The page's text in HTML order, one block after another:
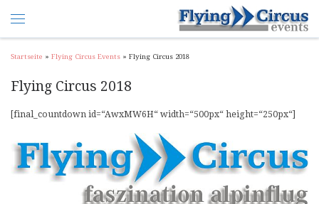
Startseite » Flying Circus Events » Flying Circus 2018
Flying Circus 2018
[final_countdown id=“AwxMW6H“ width=“500px“ height=“250px“]